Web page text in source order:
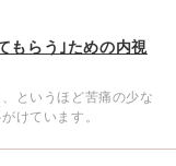
もらう｣ための内視
というほど苦痛の少な
けています。